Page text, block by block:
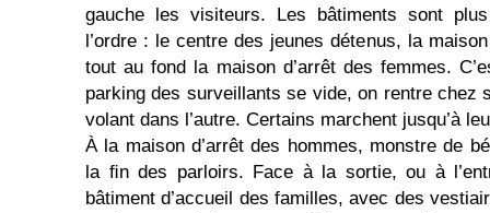
gauche les visiteurs. Les bâtiments sont
l’ordre : le centre des jeunes détenus, la
tout au fond la maison d’arrêt des femmes.
parking des surveillants se vide, on rentre chez
volant dans l’autre. Certains marchent jusqu’à
À la maison d’arrêt des hommes, monstre de
la ﬁn des parloirs. Face à la sortie, ou à
bâtiment d’accueil des familles, avec des